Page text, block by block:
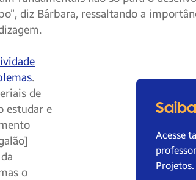
diz Bárbara, ressaltando a
.
de
estudar e
o
Acesse
Projetos.